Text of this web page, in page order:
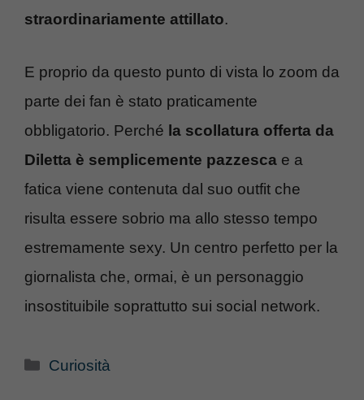
straordinariamente attillato.
E proprio da questo punto di vista lo zoom da
parte dei fan è stato praticamente
obbligatorio. Perché la scollatura offerta da
Diletta è semplicemente pazzesca e a
fatica viene contenuta dal suo outfit che
risulta essere sobrio ma allo stesso tempo
estremamente sexy. Un centro perfetto per la
giornalista che, ormai, è un personaggio
insostituibile soprattutto sui social network.
Categorie
Curiosità